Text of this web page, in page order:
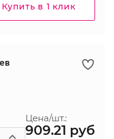
Купить в 1 клик
Цена/шт.:
909.21 руб